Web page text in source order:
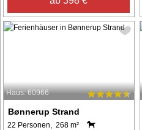
Haus: 60966
Bønnerup Strand
22 Personen, 268 m²